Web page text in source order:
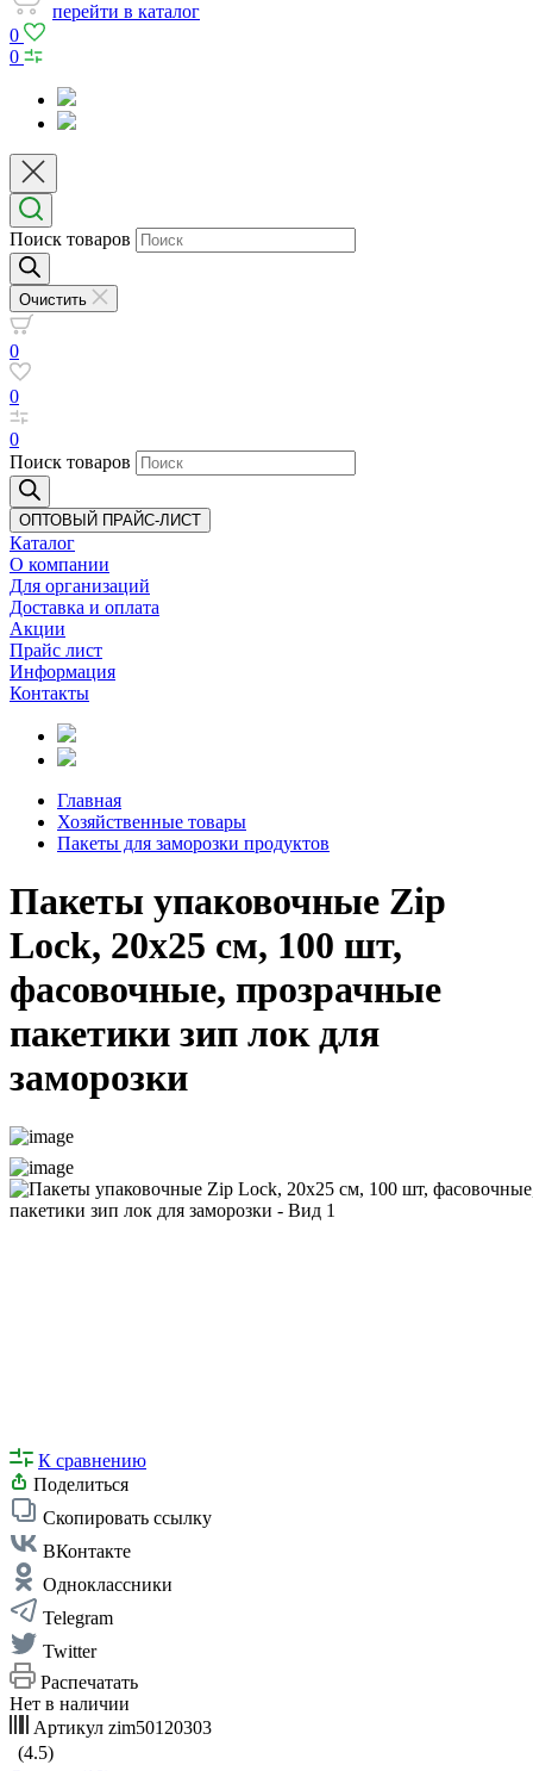
перейти в каталог
0
0
Поиск товаров
Очистить
0
0
0
Поиск товаров
ОПТОВЫЙ ПРАЙС-ЛИСТ
Каталог
О компании
Для организаций
Доставка и оплата
Акции
Прайс лист
Информация
Контакты
Главная
Хозяйственные товары
Пакеты для заморозки продуктов
Пакеты упаковочные Zip
Lock, 20х25 см, 100 шт,
фасовочные, прозрачные
пакетики зип лок для
заморозки
К сравнению
Поделиться
Скопировать ссылку
ВКонтакте
Одноклассники
Telegram
Twitter
Распечатать
Нет в наличии
Артикул zim50120303
(4.5)